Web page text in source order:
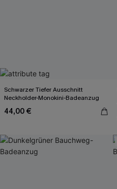
Schwarzer Tiefer Ausschnitt
Neckholder-Monokini-Badeanzug
44,00 €